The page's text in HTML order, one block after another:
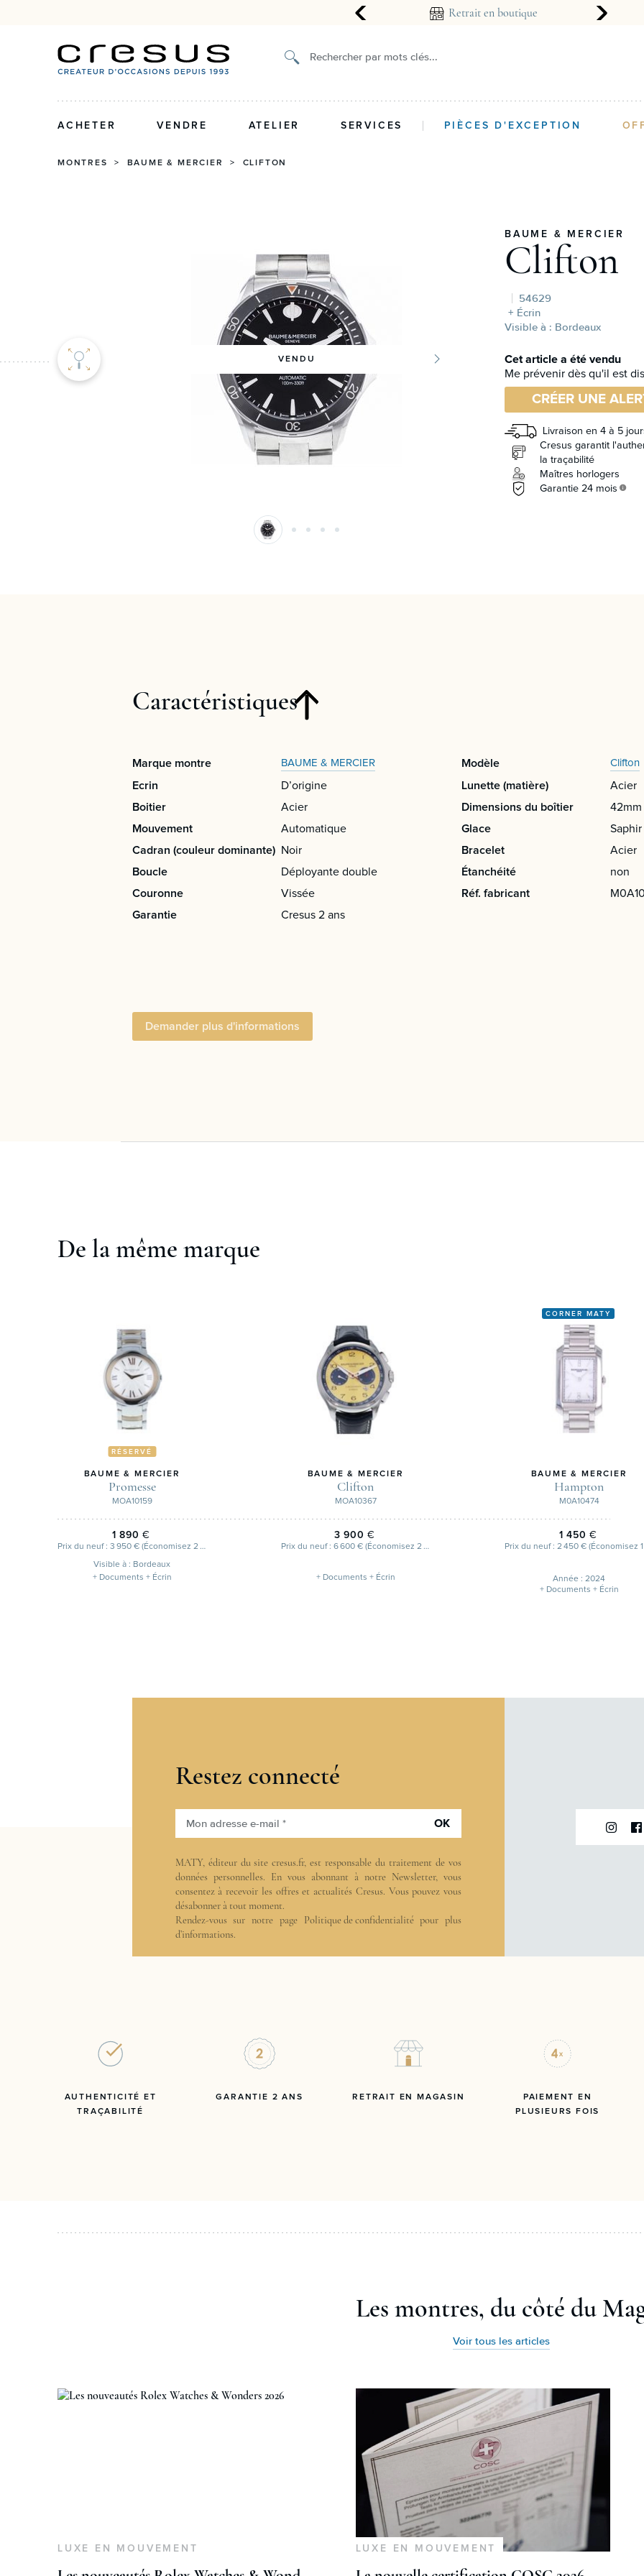
Authenticité certifiée et garantie 2 ans Retrait en boutique
Rechercher par mots clés...
ACHETER VENDRE ATELIER SERVICES PIÈCES D'EXCEPTION
MONTRES > BAUME & MERCIER > CLIFTON
VENDU
BAUME & MERCIER
Clifton
54629
+ Écrin
Visible à : Bordeaux
Cet article a été vendu
Me prévenir dès qu'il est
CRÉER UNE
Livraison en 4 à 5
Cresus garantit
la traçabilité
Maîtres horlogers
Garantie 24 mois info
Caractéristiques
Marque montre BAUME & MERCIER Modèle Clifton
Ecrin D’origine Lunette (matière)
Acier
Boitier
Acier Dimensions du boîtier
42mm
Mouvement
Automatique Glace
Saphir
Cadran (couleur dominante)
Noir Bracelet
Acier
Boucle
Déployante double Étanchéité
non
Couronne
Vissée Réf. fabricant
Garantie
Cresus 2 ans
Demander plus d'informations
De la même marque
RÉSERVÉ
BAUME & MERCIER
Promesse
MOA10159
1 890 €
Prix du neuf : 3 950 € (Économisez 2 060 €)
Visible à : Bordeaux
+ Documents + Écrin
BAUME & MERCIER
Clifton
MOA10367
3 900 €
Prix du neuf : 6 600 € (Économisez 2 700 €)
+ Documents + Écrin
CORNER MATY
BAUME & MERCIER
Hampton
M0A10474
1 450 €
Année : 2024
+ Documents + Écrin
Restez connecté
Mon adresse e-mail * OK
MATY, éditeur du site cresus.fr, est responsable du traitement de vos
données personnelles. En vous abonnant à notre Newsletter, vous
consentez à recevoir les offres et actualités Cresus. Vous pouvez vous
désabonner à tout moment.
Rendez-vous sur notre page Politique de confidentialitépour plus
d’informations.
AUTHENTICITÉ ET
TRAÇABILITÉ
GARANTIE 2 ANS RETRAIT EN MAGASIN
PAIEMENT EN
PLUSIEURS FOIS
Les montres, du côté du
Voir tous les articles
LUXE EN MOUVEMENT LUXE EN MOUVEMENT